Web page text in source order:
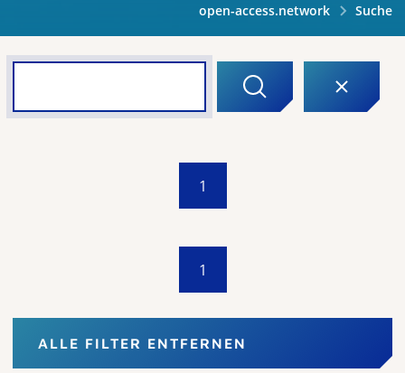
open-access.network Suche
1
1
ALLE FILTER ENTFERNEN